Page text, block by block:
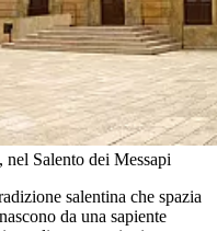
Salento dei Messapi
salentina che spazia
da una sapiente